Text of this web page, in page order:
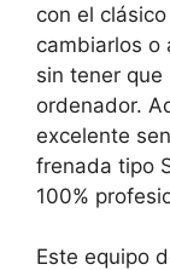
con el
cambiarlos o
sin tener que
ordenador.
excelente
frenada tipo
100%
Este equipo